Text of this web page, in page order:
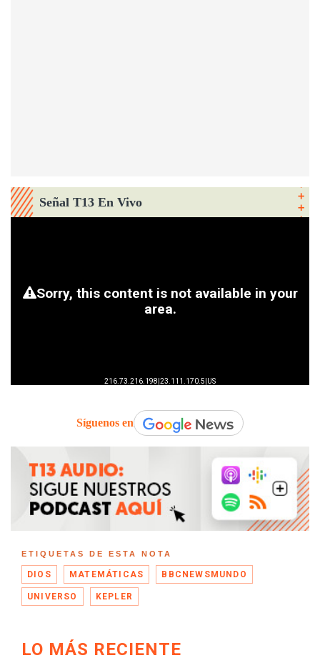
Señal T13 En Vivo
Síguenos en
ETIQUETAS DE ESTA NOTA
DIOS MATEMÁTICAS BBCNEWSMUNDO
UNIVERSO KEPLER
LO MÁS RECIENTE